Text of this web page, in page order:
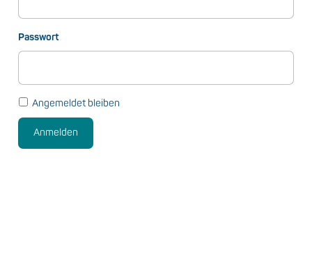
Passwort
Angemeldet bleiben
Anmelden